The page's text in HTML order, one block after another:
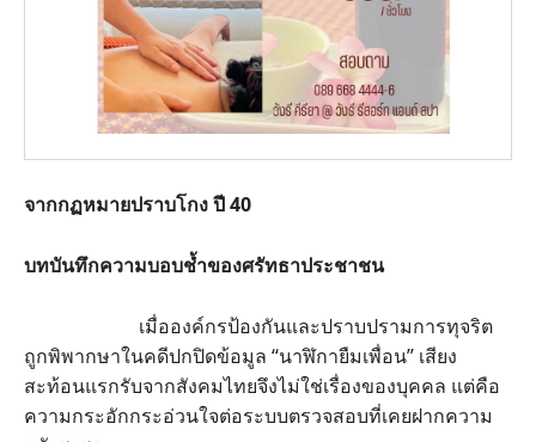
จากกฏหมายปราบโกง ปี 40
บทบันทึกความบอบช้ำของศรัทธาประชาชน
เมื่อองค์กรป้องกันและปราบปรามการทุจริต
ถูกพิพากษาในคดีปกปิดข้อมูล “นาฬิกายืมเพื่อน” เสียง
สะท้อนแรกรับจากสังคมไทยจึงไม่ใช่เรื่องของบุคคล แต่คือ
ความกระอักกระอ่วนใจต่อระบบตรวจสอบที่เคยฝากความ